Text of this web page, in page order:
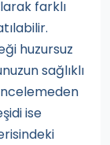
farklı
huzursuz
sağlıklı
ise